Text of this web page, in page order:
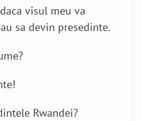
visul meu va
sa devin presedinte.
Rwandei?